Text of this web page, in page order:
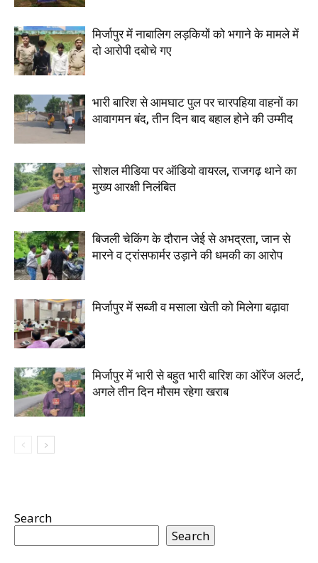
मिर्जापुर में नाबालिग लड़कियों को भगाने के मामले में
दो आरोपी दबोचे गए
भारी बारिश से आमघाट पुल पर चारपहिया वाहनों का
आवागमन बंद, तीन दिन बाद बहाल होने की उम्मीद
सोशल मीडिया पर ऑडियो वायरल, राजगढ़ थाने का
मुख्य आरक्षी निलंबित
बिजली चेकिंग के दौरान जेई से अभद्रता, जान से
मारने व ट्रांसफार्मर उड़ाने की धमकी का आरोप
मिर्जापुर में सब्जी व मसाला खेती को मिलेगा बढ़ावा
मिर्जापुर में भारी से बहुत भारी बारिश का ऑरेंज अलर्ट,
अगले तीन दिन मौसम रहेगा खराब
Search
Search